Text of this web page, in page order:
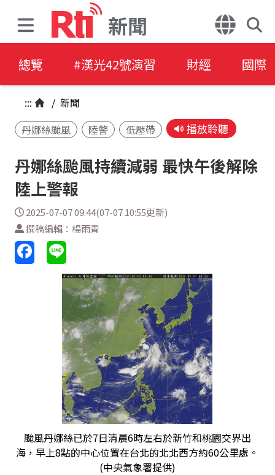
新聞
總覽 #漢光42號演習 財經 國際
::: / 新聞
丹娜絲颱風
陸警 低壓帶 播放聆聽
丹娜絲颱風持續減弱 最快午後解除
陸上警報
2025-07-07 09:44(07-07 10:55更新)
撰稿編輯：楊雨青
颱風丹娜絲已於7日清晨6時左右於新竹和桃園交界出
海，早上8點的中心位置在台北的北北西方約60公里處。
(中央氣象署提供)